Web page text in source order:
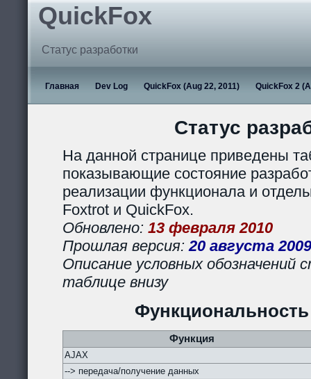
QuickFox
Статус разработки
Главная Dev Log QuickFox (Aug 22, 2011) QuickFox 2
Статус
На данной странице приведены
показывающие состояние
реализации функционала и
Foxtrot и QuickFox.
Обновлено: 13 февраля 2010
Прошлая версия:20 августа 2009
Описание условных обозначений
таблице внизу
Функция
AJAX
--> передача/получение данных